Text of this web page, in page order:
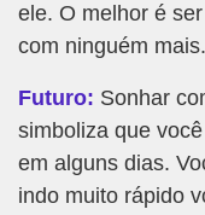
ele. O melhor é
com ninguém mais.
Futuro: Sonhar
simboliza que
em alguns dias.
indo muito rápido